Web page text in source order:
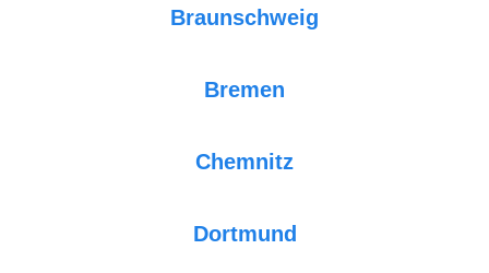
Braunschweig
Bremen
Chemnitz
Dortmund